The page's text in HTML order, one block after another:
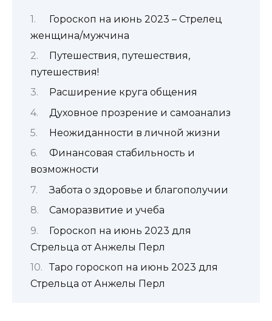
Гороскоп на июнь 2023 – Стрелец
женщина/мужчина
Путешествия, путешествия,
путешествия!
Расширение круга общения
Духовное прозрение и самоанализ
Неожиданности в личной жизни
Финансовая стабильность и
возможности
Забота о здоровье и благополучии
Саморазвитие и учеба
Гороскоп на июнь 2023 для
Стрельца от Анжелы Перл
Таро гороскоп на июнь 2023 для
Стрельца от Анжелы Перл